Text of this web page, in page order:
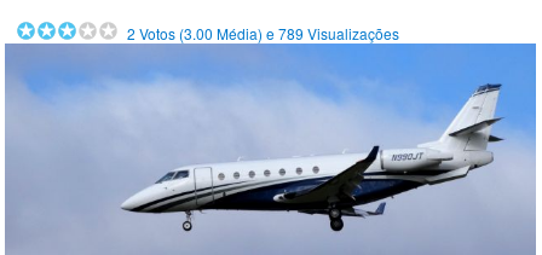
2 Votos (3.00 Média) e789 Visualizações